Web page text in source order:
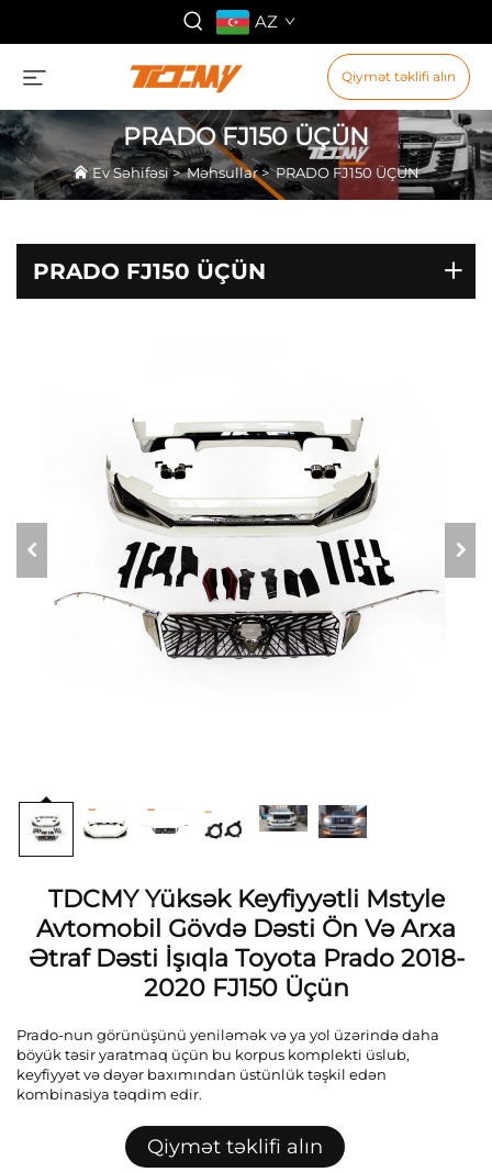
AZ
Qiymət təklifi alın
PRADO FJ150 ÜÇÜN
Ev Səhifəsi>Məhsullar>PRADO FJ150 ÜÇÜN
PRADO FJ150 ÜÇÜN
TDCMY Yüksək Keyfiyyətli Mstyle
Avtomobil Gövdə Dəsti Ön Və Arxa
Ətraf Dəsti İşıqla Toyota Prado 2018-
2020 FJ150 Üçün
Prado-nun görünüşünü yeniləmək və ya yol üzərində daha
böyük təsir yaratmaq üçün bu korpus komplekti üslub,
keyfiyyət və dəyər baxımından üstünlük təşkil edən
kombinasiya təqdim edir.
Qiymət təklifi alın